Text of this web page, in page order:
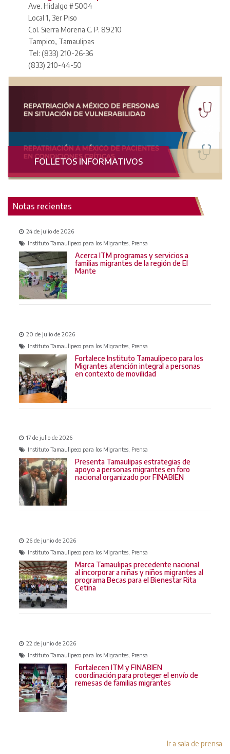
Ave. Hidalgo # 5004
Local 1, 3er Piso
Col. Sierra Morena C. P. 89210
Tampico, Tamaulipas
Tel: (833) 210-26-36
(833) 210-44-50
FOLLETOS INFORMATIVOS
Notas recientes
24 de julio de 2026
Instituto Tamaulipeco para los Migrantes, Prensa
Acerca ITM programas y servicios a
familias migrantes de la región de El
Mante
20 de julio de 2026
Instituto Tamaulipeco para los Migrantes, Prensa
Fortalece Instituto Tamaulipeco para los
Migrantes atención integral a personas
en contexto de movilidad
17 de julio de 2026
Instituto Tamaulipeco para los Migrantes, Prensa
Presenta Tamaulipas estrategias de
apoyo a personas migrantes en foro
nacional organizado por FINABIEN
26 de junio de 2026
Instituto Tamaulipeco para los Migrantes, Prensa
Marca Tamaulipas precedente nacional
al incorporar a niñas y niños migrantes al
programa Becas para el Bienestar Rita
Cetina
22 de junio de 2026
Instituto Tamaulipeco para los Migrantes, Prensa
Fortalecen ITM y FINABIEN
coordinación para proteger el envío de
remesas de familias migrantes
Ir a sala de prensa